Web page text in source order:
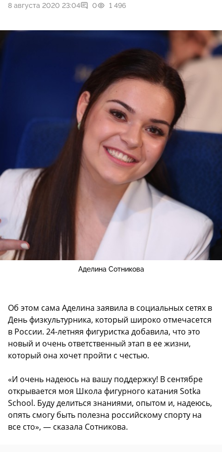
8 августа 2020 23:04 0 1 496
Аделина Сотникова
Об этом сама Аделина заявила в социальных сетях в
День физкультурника, который широко отмечасется
в России. 24-летняя фигуристка добавила, что это
новый и очень ответственный этап в ее жизни,
который она хочет пройти с честью.
«И очень надеюсь на вашу поддержку! В сентябре
открывается моя Школа фигурного катания Sotka
School. Буду делиться знаниями, опытом и, надеюсь,
опять смогу быть полезна российскому спорту на
все сто», — сказала Сотникова.